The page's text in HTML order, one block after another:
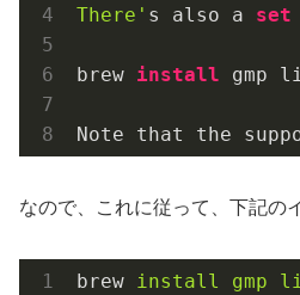
There' s also a set
brew install gmp
Note that the
なので、これに従って、下記の
brew install gmp